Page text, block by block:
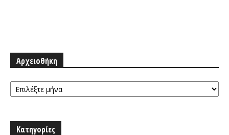
Αρχειοθήκη
Αρχειοθήκη
Κατηγορίες